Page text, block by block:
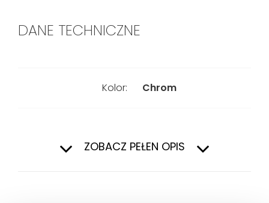
DANE TECHNICZNE
Kolor: Chrom
ZOBACZ PEŁEN OPIS